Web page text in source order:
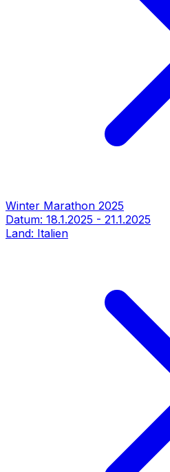
Winter Marathon 2025
Datum: 18.1.2025 - 21.1.2025
Land: Italien